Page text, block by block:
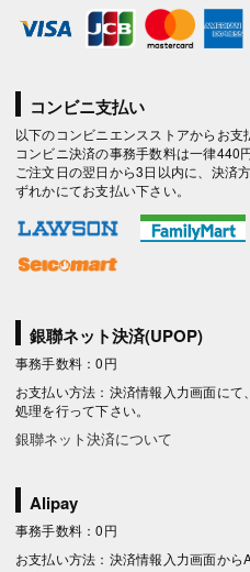
コンビニ支払い
以下のコンビニエンスストアからお支
コンビニ決済の事務手数料は一律440
ご注文日の翌日から3日以内に、決済
ずれかにてお支払い下さい。
銀聯ネット決済(UPOP)
事務手数料：0円
お支払い方法：決済情報入力画面に
処理を行って下さい。
銀聯ネット決済について
Alipay
事務手数料：0円
お支払い方法：決済情報入力画面から